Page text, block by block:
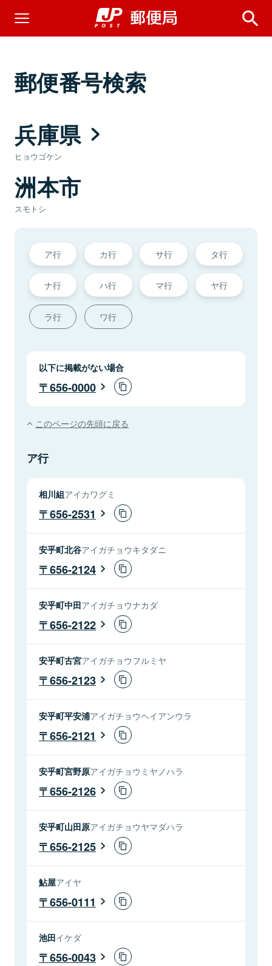
郵便番号検索
兵庫県
ヒョウゴケン
洲本市
スモトシ
ア行 カ行 サ行 タ行
ナ行 ハ行 マ行 ヤ行
ラ行 ワ行
以下に掲載がない場合
656-0000
このページの先頭に戻る
ア行
相川組アイカワグミ
656-2531
安乎町北谷アイガチョウキタダニ
656-2124
安乎町中田アイガチョウナカダ
656-2122
安乎町古宮アイガチョウフルミヤ
656-2123
安乎町平安浦アイガチョウヘイアンウラ
656-2121
安乎町宮野原アイガチョウミヤノハラ
656-2126
安乎町山田原アイガチョウヤマダハラ
656-2125
鮎屋アイヤ
656-0111
池田イケダ
656-0043